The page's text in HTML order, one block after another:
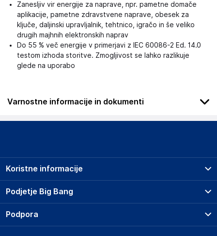
Zanesljiv vir energije za naprave, npr. pametne domače
aplikacije, pametne zdravstvene naprave, obesek za
ključe, daljinski upravljalnik, tehtnico, igračo in še veliko
drugih majhnih elektronskih naprav
Do 55 % več energije v primerjavi z IEC 60086-2 Ed. 14.0
testom izhoda storitve. Zmogljivost se lahko razlikuje
glede na uporabo
Varnostne informacije in dokumenti
Podatki o proizvajalcu
VARTA Consumer Batteries GmbH & Co. KGaA
DE
Podjetje Big Bang
O podjetju
Koristne informacije
Prodajna mesta
Storitve
Dostava, vnos in odvoz
Podpora